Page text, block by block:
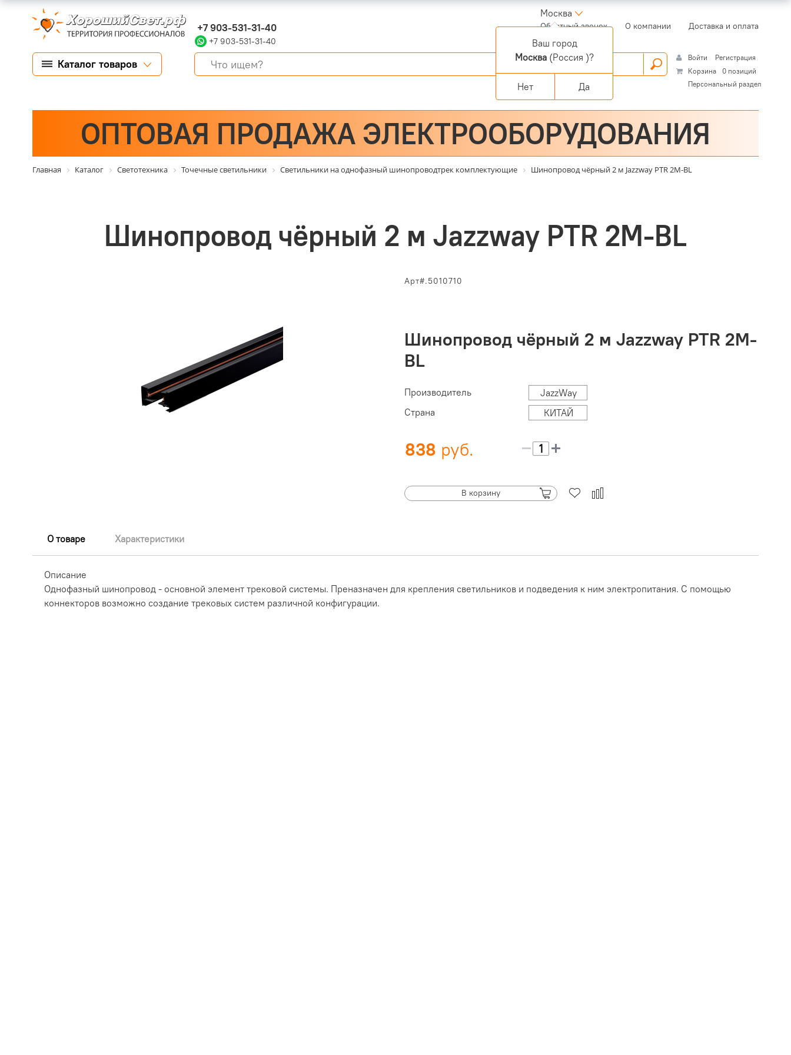
+7 903-531-31-40
+7 903-531-31-40
Москва
Обратный звонок(current)О компании Доставка и оплата
Каталог товаров Войти
Регистрация
Корзина
0 позиций
Персональный раздел
ОПТОВАЯ ПРОДАЖА ЭЛЕКТРООБОРУДОВАНИЯ
Главная Каталог Светотехника Точечные светильники Светильники на однофазный шинопроводтрек комплектующие Шинопровод чёрный 2 м Jazzway PTR 2M-BL
Шинопровод чёрный 2 м Jazzway PTR 2M-BL
Арт#.5010710
Шинопровод чёрный 2 м Jazzway PTR 2M-
BL
Производитель
JazzWay
Страна
КИТАЙ
838
В корзину
О товаре Характеристики
Описание
Однофазный шинопровод - основной элемент трековой системы. Преназначен для крепления светильников и подведения к ним электропитания. С помощью
коннекторов возможно создание трековых систем различной конфигурации.
Ваш город
Москва (Россия )?
Нет Да